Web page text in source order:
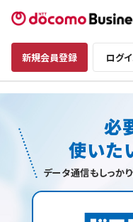
新規会員登録 ログ
必
使いた
データ通信もしっか